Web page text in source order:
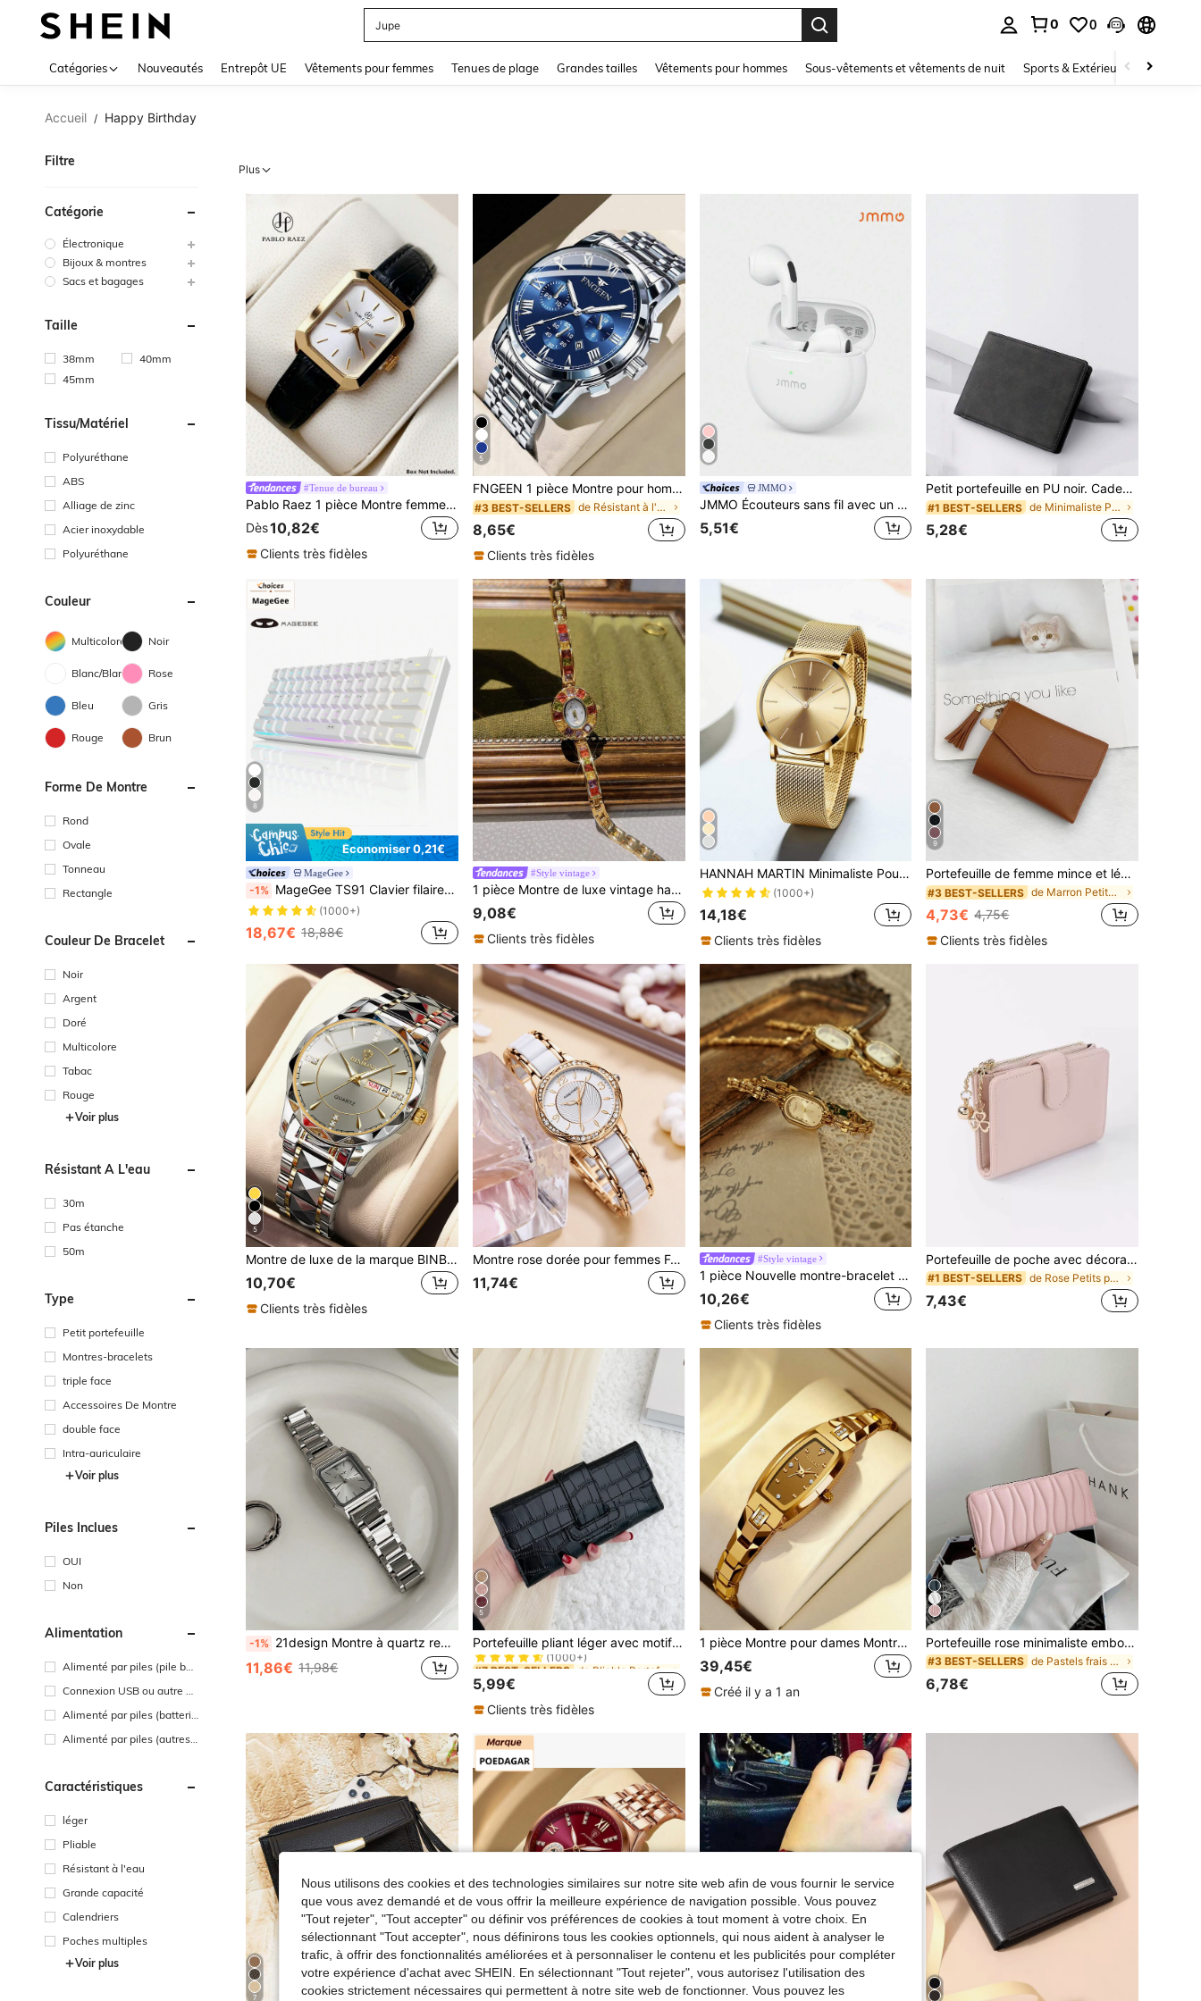
Jupe
0 0
Catégories Nouveautés Entrepôt UE Vêtements pour femmes Tenues de plage Grandes tailles Vêtements pour hommes Sous-vêtements et vêtements de nuit Sports & Extérieur Enfants
Accueil / Happy Birthday
Filtre
Catégorie
Électronique
Bijoux & montres
Sacs et bagages
Taille
38mm
40mm
45mm
Tissu/matériel
Polyuréthane
ABS
Alliage de zinc
Acier inoxydable
Polyuréthane
Couleur
Multicolore Noir
Blanc/Blanche Rose
Bleu Gris
Rouge Brun
Forme De Montre
Rond
Ovale
Tonneau
Rectangle
Couleur De Bracelet
Noir
Argent
Doré
Multicolore
Tabac
Rouge
Voir plus
Résistant À L'eau
30m
Pas étanche
50m
Type
Petit portefeuille
Montres-bracelets
triple face
Accessoires De Montre
double face
Intra-auriculaire
Voir plus
Piles Inclues
OUI
Non
Alimentation
Alimenté par piles (pile bou
Connexion USB ou autre ali
Alimenté par piles (batterie
Alimenté par piles (autres
Caractéristiques
léger
Pliable
Résistant à l'eau
Grande capacité
Calendriers
Poches multiples
Voir plus
Plus
#Tenue de bureau
Pablo Raez 1 pièce Montre femme en acier inoxydable plaquée or 18K, boîtier carré, index barres, style minimaliste, cadran blanc, bracelet en cuir PU microfibre noir, élégante, étanche 50m, montre quartz entièrement automatique, montre électronique ponctuelle, convient pour la vie quotidienne, le travail, cadeau haut de gamme pour femme, tenue de soirée, cadeau d'anniversaire, bon choix
Dès10,82€
Clients très fidèles
5
FNGEEN 1 pièce Montre pour hommes en acier inoxydable de luxe avec fermoir caché, affichage de la date étanche luminescent pour montre de sport
#3 BEST-SELLERS de Résistant à l'eau Montres à quartz pour hommes
8,65€
Clients très fidèles
JMMO
JMMO Écouteurs sans fil avec un son premium, écouteurs à appairage automatique 5.3 avec une longue durée de lecture, légers et étanches, écouteurs sans fil pour iOS et Android, convenant pour les sports et l'entraînement
5,51€
Petit portefeuille en PU noir. Cadeau pour papa, pliable, portable. Convient aux cols blancs, aux femmes, étudiantes, pour le travail, les , les trajets, le bureau. Idéal pour un anniversaire, la Saint-Valentin, les occasions professionnelles, les fournitures scolaires, les cadeaux d'enseignants. Peut aussi convenir aux hommes.
#1 BEST-SELLERS de Minimaliste Petits portefeuilles
5,28€
8
Économiser 0,21€
MageGee
-1% MageGee TS91 Clavier filaire compact 60% 61 touches rétroéclairé RGB petit clavier à membrane portable pour ordinateur de bureau compatible avec Windows tablette ordinateur portable jeu blanc
(1000+)
18,67€ 18,88€
#Style vintage
1 pièce Montre de luxe vintage haut de gamme pour femmes, étanche, convenant à la décoration quotidienne, aux sorties et aux rassemblements
9,08€
Clients très fidèles
HANNAH MARTIN Minimaliste Pour Femme Montre , Mouvement , Waterproof , Noir Boîte À Cadeau , Ensemble De Montre Pour Femme
(1000+)
14,18€
Clients très fidèles
9
Portefeuille de femme mince et léger, avec décoration de franges, fenêtre pour carte d'identité, plusieurs couches, fermeture à rabat. Portable, minimaliste, mode, moderne, , anniversaire, Saint-Valentin, cadeau pour femme, fille, dame, sac cadeau, fournitures scolaires, cadeaux pour professeurs, rentrée scolaire
#3 BEST-SELLERS de Marron Petits portefeuilles
4,73€ 4,75€
Clients très fidèles
5
Montre de luxe de la marque BINBOND. Montre homme en or avec boîtier en acier inoxydable. Montre à quartz pour homme avec affichage de la date et du jour, cristaux et cadran lumineux.
10,70€
Clients très fidèles
Montre rose dorée pour femmes FANSICHEN, montre en céramique de luxe avec diamants et mouvement à quartz, élégante montre étanche pour un usage quotidien et pour offrir en cadeau
11,74€
#Style vintage
1 pièce Nouvelle montre-bracelet en or pour femmes, vintage, de luxe, mode minimaliste, élégante, légère et polyvalente, mouvement à quartz, convient pour le port quotidien, les événements formels et l'accessoirisation de votre poignet.
10,26€
Clients très fidèles
Portefeuille de poche avec décoration de trèfle et boule, petite fenêtre d'identification, femme bicolore miniature, mince et léger, avec fermeture éclair pour cartes de crédit et espèces. Portefeuille minimaliste, moderne et élégant. Cadeau d'anniversaire, de la Saint-Valentin, pour femmes, filles, dames. Sac cadeau, fournitures scolaires, cadeaux pour enseignants, retour à l'école. Porte-monnaie rose vif, décontracté, d'.
#1 BEST-SELLERS de Rose Petits portefeuilles
7,43€
-1% 21design Montre à quartz rectangle à pointeur
11,86€ 11,98€
5
Portefeuille pliant léger avec motif estampé crocodile, porte-cartes de crédit moderne d', fentes pour cartes d'identité et espèces. Idéal pour le bureau, les trajets domicile-travail, les voyages, les vacances. Cadeau pour les femmes cadres, petite amie, enseignantes. Fournitures scolaires, cadeaux pour les enseignants.
#7 BEST-SELLERS
de Pliable Portefeuilles longs
(1000+)
#7 BEST-SELLERS
#7 BEST-SELLERS
#7 BEST-SELLERS
de Pliable Portefeuilles longs
(1000+)
5,99€
Clients très fidèles
1 pièce Montre pour dames Montre en or Olevs Montre à quartz de luxe élégante, montre-bracelet imperméable en acier de tungstène de marque supérieure avec design en diamant ovale, cadeau de la Saint-Valentin
39,45€
Créé il y a 1 an
Portefeuille rose minimaliste embossé détaillé, fin et portable pour les cadres féminins, convient pour le collège, le travail, les déplacements professionnels, le bureau, pour un anniversaire, la Saint-Valentin, les cadeaux pour les enseignants, décontracté chic pour les femmes
#3 BEST-SELLERS de Pastels frais Portefeuilles longs
6,78€
7
Nous utilisons des cookies et des technologies similaires sur notre site web afin de vous fournir le service
que vous avez demandé et de vous offrir la meilleure expérience de navigation possible. Vous pouvez
"Tout rejeter", "Tout accepter" ou définir vos préférences de cookies à tout moment à votre choix. En
sélectionnant "Tout accepter", nous définirons tous les cookies optionnels, qui nous aident à analyser le
trafic, à offrir des fonctionnalités améliorées et à personnaliser le contenu et les publicités pour compléter
votre expérience d'achat avec SHEIN. En sélectionnant "Tout rejeter", vous autorisez l'utilisation des
cookies strictement nécessaires qui permettent à notre site web de fonctionner. Vous pouvez les